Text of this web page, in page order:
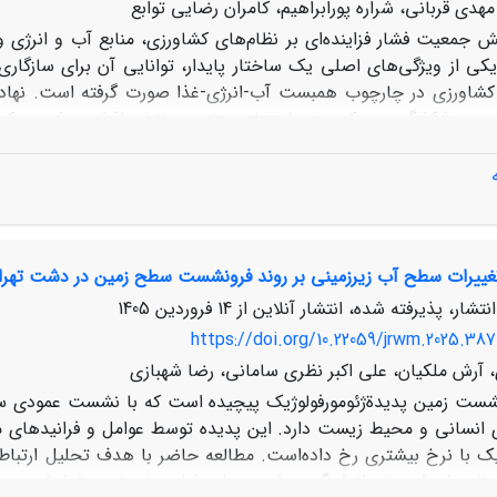
قربانی، شراره پورابراهیم، کامران رضایی توابع
جمعیت فشار فزاینده‌ای بر نظام‌های کشاورزی، منابع آب و
از ویژگی‌های اصلی یک ساختار پایدار، توانایی آن برای
در چارچوب همبست آب-انرژی-غذا صورت گرفته است. نهاد
شکل‌گیری حرکت‌های اجتماعی، تعیین نقش افراد در این
نشان داد که تمام ابعاد ظرفیت سازگاری نهادی به‌طور کلی
ساختاری سازمان‌ها در واکنش به شرایط جدید است. بر اساس
آب - انرژی - غذا با مقدار عددی 29/0- ارزیابی شد که این
سطح آب زیرزمینی بر روند فرونشست سطح زمین در دشت
پذیرفته شده، انتشار آنلاین از 14 فروردین 1405
https://doi.org/10.22059/
آرش ملکیان، علی اکبر نظری سامانی، رضا شهبازی
زمین پدیدةژئومورفولوژیک پیچیده است که با نشست
و محیط زیست دارد. این پدیده توسط عوامل و
با نرخ بیشتری رخ داده‌است. مطالعه حاضر با هدف تحلیل